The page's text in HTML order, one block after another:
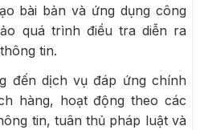
bài bản và ứng dụng công
quá trình điều tra diễn ra
tin.
đến dịch vụ đáp ứng chính
hàng, hoạt động theo các
tin, tuân thủ pháp luật và